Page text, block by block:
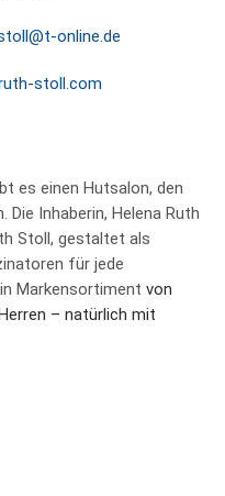
online.de
stoll.com
es einen Hutsalon, den
Inhaberin, Helena Ruth
Stoll, gestaltet als
für jede
Markensortiment von
– natürlich mit